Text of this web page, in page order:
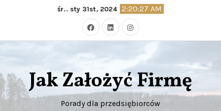
śr.. sty 31st, 2024 2:20:28 AM
Jak Założyć Firmę
Porady dla przedsiębiorców